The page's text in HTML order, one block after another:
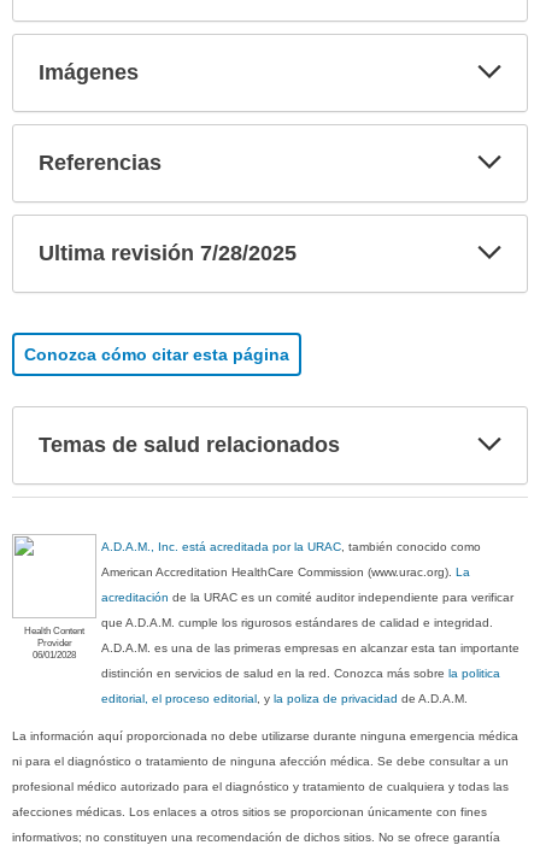
Imágenes
Referencias
Ultima revisión 7/28/2025
Conozca cómo citar esta página
Temas de salud relacionados
Health Content
Provider
06/01/2028
A.D.A.M., Inc. está acreditada por la URAC , también conocido como
American Accreditation HealthCare Commission (www.urac.org).La
acreditación de la URAC es un comité auditor independiente para verificar
que A.D.A.M. cumple los rigurosos estándares de calidad e integridad.
A.D.A.M. es una de las primeras empresas en alcanzar esta tan importante
distinción en servicios de salud en la red. Conozca más sobrela politica
editorial, el proceso editorial , yla poliza de privacidad de A.D.A.M.
La información aquí proporcionada no debe utilizarse durante ninguna emergencia médica
ni para el diagnóstico o tratamiento de ninguna afección médica. Se debe consultar a un
profesional médico autorizado para el diagnóstico y tratamiento de cualquiera y todas las
afecciones médicas. Los enlaces a otros sitios se proporcionan únicamente con fines
informativos; no constituyen una recomendación de dichos sitios. No se ofrece garantía